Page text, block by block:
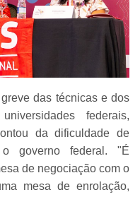
das técnicas e dos
federais,
da dificuldade de
o governo federal. "É
de negociação com o
mesa de enrolação,